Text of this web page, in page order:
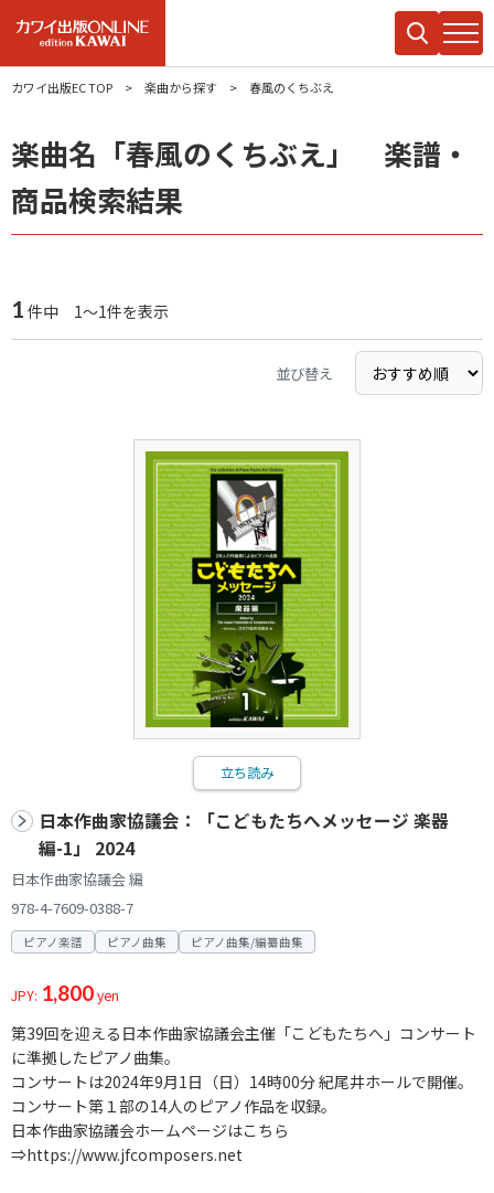
カワイ出版EC TOP 楽曲から探す 春風のくちぶえ
楽曲名「春風のくちぶえ」 楽譜・
商品検索結果
1 件中 1～1件を表示
並び替え
立ち読み
日本作曲家協議会：「こどもたちへメッセージ 楽器
編-1」 2024
日本作曲家協議会 編
978-4-7609-0388-7
ピアノ楽譜 ピアノ曲集 ピアノ曲集/編纂曲集
JPY: 1,800yen
第39回を迎える日本作曲家協議会主催「こどもたちへ」コンサート
に準拠したピアノ曲集。
コンサートは2024年9月1日（日）14時00分 紀尾井ホールで開催。
コンサート第１部の14人のピアノ作品を収録。
日本作曲家協議会ホームページはこちら
⇒https://www.jfcomposers.net